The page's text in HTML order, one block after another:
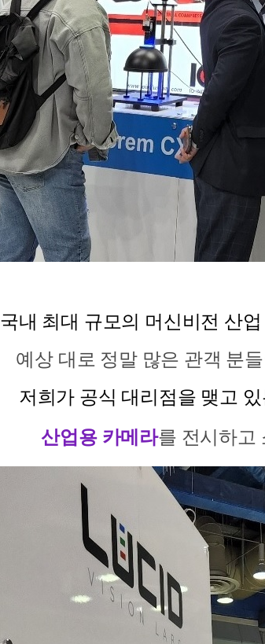
국내 최대 규모의 머신비전 산
예상 대로 정말 많은 관객 분들
저희가 공식 대리점을 맺고
산업용 카메라를 전시하고